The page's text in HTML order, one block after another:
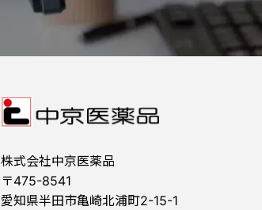
株式会社中京医薬品
〒475-8541
愛知県半田市亀崎北浦町2-15-1